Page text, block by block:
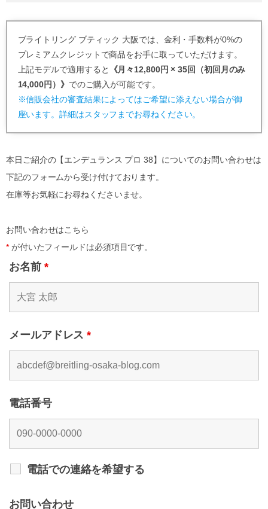
ブライトリング ブティック 大阪では、金利・手数料が0%の
プレミアムクレジットで商品をお手に取っていただけます。
上記モデルで適用すると
《月々12,800円 × 35回（初回月のみ
14,000円）》 でのご購入が可能です。
※信販会社の審査結果によってはご希望に添えない場合が御
座います。詳細はスタッフまでお尋ねください。
本日ご紹介の【エンデュランス プロ 38】についてのお問い合わせは
下記のフォームから受け付けております。
在庫等お気軽にお尋ねくださいませ。
お問い合わせはこちら
*が付いたフィールドは必須項目です。
お名前 *
メールアドレス*
電話番号
電話での連絡を希望する
お問い合わせ